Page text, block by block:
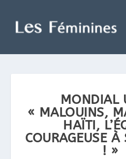
MONDIAL
« MALOUINS,
HAÏTI,
COURAGEUSE À
! »